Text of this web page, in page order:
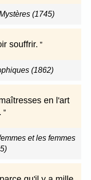
(1745)
souffrir.
(1862)
en l'art
et les femmes